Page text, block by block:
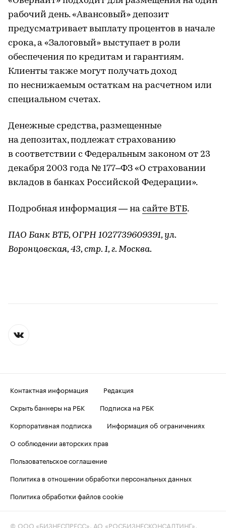
рабочий день. «Авансовый» депозит
предусматривает выплату процентов в начале
срока, а «Залоговый» выступает в роли
обеспечения по кредитам и гарантиям.
Клиенты также могут получать доход
по неснижаемым остаткам на расчетном или
специальном счетах.
Денежные средства, размещенные
на депозитах, подлежат страхованию
в соответствии с Федеральным законом от 23
декабря 2003 года № 177–ФЗ «О страховании
вкладов в банках Российской Федерации».
Подробная информация — на сайте ВТБ.
ПАО Банк ВТБ, ОГРН 1027739609391, ул.
Воронцовская, 43, стр. 1, г. Москва.
Контактная информация
Редакция
Скрыть баннеры на РБК
Подписка на РБК
Корпоративная подписка
Информация об ограничениях
О соблюдении авторских прав
Пользовательское соглашение
Политика в отношении обработки персональных данных
Политика обработки файлов cookie
© ООО «БИЗНЕСПРЕСС», АО «РОСБИЗНЕСКОНСАЛТИНГ»,